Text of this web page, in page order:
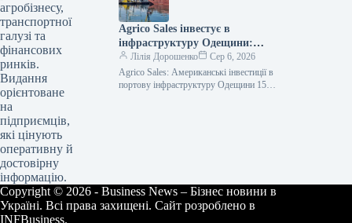
агробізнесу,
транспортної
галузі та
фінансових
ринків.
Видання
орієнтоване
на
підприємців,
які цінують
оперативну й
достовірну
інформацію.
Agrico Sales інвестує в
інфраструктуру Одещини:
США посилюють логістичний
потенціал України
Лілія Дорошенко
Сер 6, 2026
Agrico Sales: Американські інвестиції в
портову інфраструктуру Одещини 152
Copyright © 2026 - Business News – Бізнес новини в
Україні. Всі права захищені. Сайт розроблено в
INFBusiness.